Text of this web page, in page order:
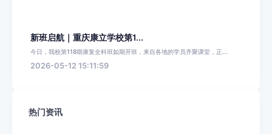
新班启航｜重庆康立学校第1...
今日，我校第118期康复全科班如期开班，来自各地的学员齐聚课堂，正...
2026-05-12 15:11:59
热门资讯